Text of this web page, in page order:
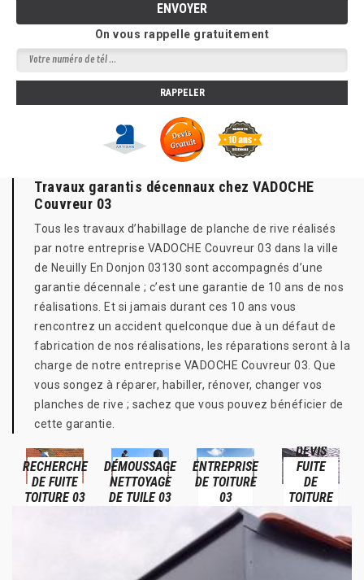
On vous rappelle gratuitement
Travaux garantis décennaux chez VADOCHE
Couvreur 03
Tous les travaux d’habillage de planche de rive réalisés
par notre entreprise VADOCHE Couvreur 03 dans la ville
de Neuilly En Donjon 03130 sont accompagnés d’une
garantie décennale ; c’est une garantie de 10 ans de nos
réalisations. Et si jamais durant ces 10 ans vous
rencontrez un accident quelconque due à un défaut de
fabrication de nos réalisations, les réparations seront à la
charge de notre entreprise VADOCHE Couvreur 03. Que
vous songez à réparer, habiller, rénover, changer vos
planches de rive ; sachez que vous pouvez bénéficier de
cette garantie.
RECHERCHE
DE FUITE
TOITURE 03
DÉMOUSSAGE
NETTOYAGE
DE TUILE 03
ENTREPRISE
DE TOITURE
03
DEVIS
FUITE
DE
TOITURE